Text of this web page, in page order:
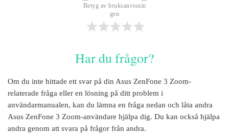
Betyg av bruksanvisnin
gen
Har du frågor?
Om du inte hittade ett svar på din Asus ZenFone 3 Zoom-
relaterade fråga eller en lösning på ditt problem i
användarmanualen, kan du lämna en fråga nedan och låta andra
Asus ZenFone 3 Zoom-användare hjälpa dig. Du kan också hjälpa
andra genom att svara på frågor från andra.